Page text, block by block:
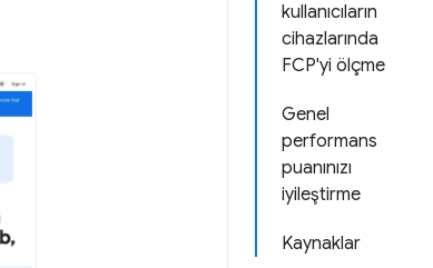
kullanıcıların
cihazlarında
FCP'yi ölçme
Genel
performans
puanınızı
iyileştirme
Kaynaklar